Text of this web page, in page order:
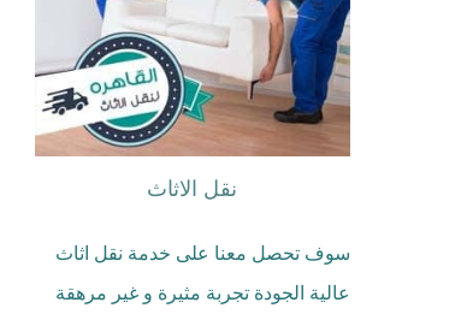
نقل الاثاث
سوف تحصل معنا على خدمة نقل اثاث
عالية الجودة تجربة مثيرة و غير مرهقة